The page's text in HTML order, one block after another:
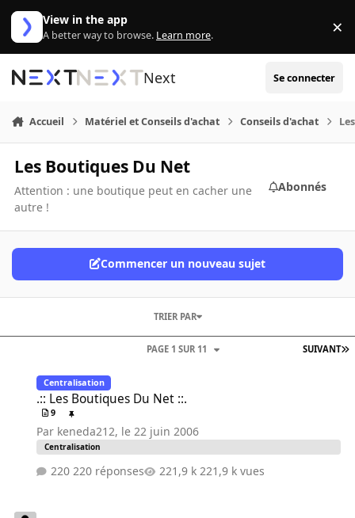
Aller au contenu
View in the app
A better way to browse. Learn more. ×
Next Se connecter
Accueil Matériel et Conseils d'achat Conseils d'achat
Les Boutiques Du Net
Attention : une boutique peut en cacher une
autre !
Abonnés
Commencer un nouveau sujet
SUIVANT
PAGE 1 SUR 11
TRIER PAR
Centralisation
.:: Les Boutiques Du Net ::.
9
Par keneda212, le 22 juin 2006
Centralisation
220 réponses 221,9 k vues